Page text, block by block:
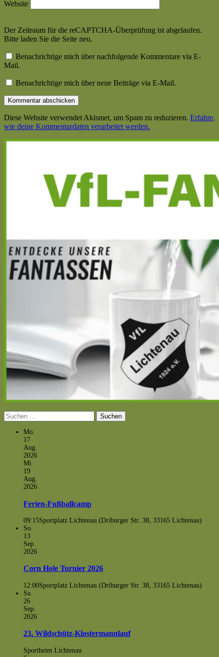
Website
Der Zeitraum für die reCAPTCHA-Überprüfung ist abgelaufen.
Bitte laden Sie die Seite neu.
Benachrichtige mich über nachfolgende Kommentare via E-
Mail.
Benachrichtige mich über neue Beiträge via E-Mail.
Diese Website verwendet Akismet, um Spam zu reduzieren. Erfahre,
wie deine Kommentardaten verarbeitet werden.
Haupt-
Suchen
nach:
Mo.
17
Aug.
2026
Mi.
19
Aug.
2026
Ferien-Fußballcamp
09:15Sportplatz Lichtenau (Driburger Str. 38, 33165 Lichtenau)
So.
13
Sep.
2026
Corn Hole Turnier 2026
12:00Sportplatz Lichtenau (Driburger Str. 38, 33165 Lichtenau)
Sa.
26
Sep.
2026
23. Wildschütz-Klostermannlauf
Sportheim Lichtenau